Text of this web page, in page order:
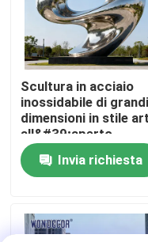
Contattaci
Richiedere un
Scultura forgiata
Scultura bronzea
Scultura in acciaio
inossidabile di grandi
dimensioni in stile
all&#39;aperto,
ornamento
moderno paesaggio
astratto
Invia richiesta